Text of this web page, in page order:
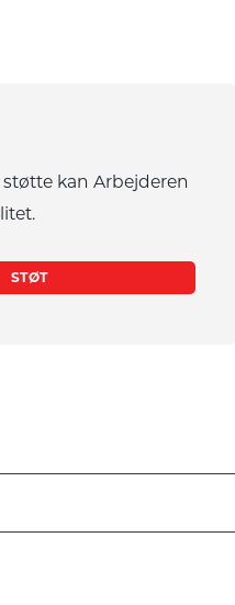
kan Arbejderen
STØT